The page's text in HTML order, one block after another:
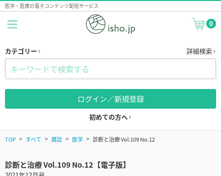
医学・医療の電子コンテンツ配信サービス
0
カテゴリー 詳細検索
ログイン／新規登録
初めての方へ
TOP すべて 雑誌 医学 診断と治療 Vol.109 No.12
診断と治療 Vol.109 No.12【電子版】